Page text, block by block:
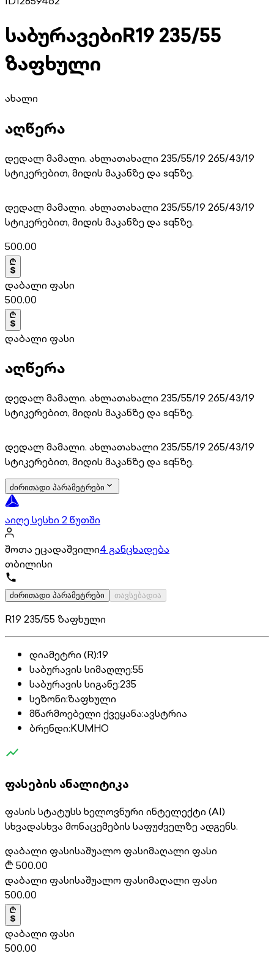
საბურავებიR19 235/55
ზაფხული
ახალი
აღწერა
დედალ მამალი. ახლათახალი 235/55/19 265/43/19
სტიკერებით, მიდის მაკანზე და sq5ზე.
დედალ მამალი. ახლათახალი 235/55/19 265/43/19
სტიკერებით, მიდის მაკანზე და sq5ზე.
500.00
დაბალი ფასი
500.00
დაბალი ფასი
აღწერა
დედალ მამალი. ახლათახალი 235/55/19 265/43/19
სტიკერებით, მიდის მაკანზე და sq5ზე.
დედალ მამალი. ახლათახალი 235/55/19 265/43/19
სტიკერებით, მიდის მაკანზე და sq5ზე.
ძირითადი პარამეტრები
აიღე სესხი 2 წუთში
შოთა ეცადაშვილი4 განცხადება
თბილისი
ძირითადი პარამეტრები თავსებადია
R19 235/55 ზაფხული
დიამეტრი (R):19
საბურავის სიმაღლე:55
საბურავის სიგანე:235
სეზონი:ზაფხული
მწარმოებელი ქვეყანა:ავსტრია
ბრენდი:KUMHO
ფასების ანალიტიკა
ფასის სტატუსს ხელოვნური ინტელექტი (AI)
სხვადასხვა მონაცემების საფუძველზე ადგენს.
დაბალი ფასისაშუალო ფასიმაღალი ფასი
₾ 500.00
დაბალი ფასისაშუალო ფასიმაღალი ფასი
500.00
დაბალი ფასი
500.00